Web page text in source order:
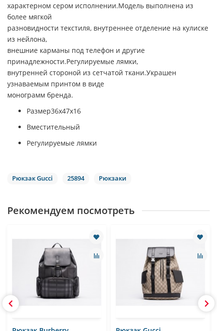
характерном сером исполнении.Модель выполнена из
более мягкой
разновидности текстиля, внутреннее отделение на кулиске
из нейлона,
внешние карманы под телефон и другие
принадлежности.Регулируемые лямки,
внутренней стороной из сетчатой ткани.Украшен
узнаваемым принтом в виде
монограмм бренда.
Размер36х47х16
Вместительный
Регулируемые лямки
Рюкзак Gucci 25894 Рюкзаки
Рекомендуем посмотреть